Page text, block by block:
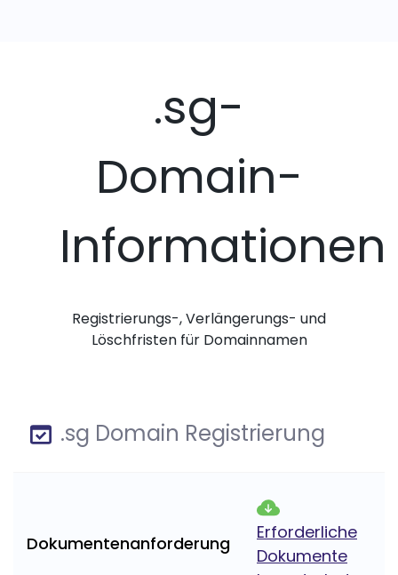
.sg-
Domain-
Informationen
Registrierungs-, Verlängerungs- und
Löschfristen für Domainnamen
.sg Domain Registrierung
Dokumentenanforderung
Erforderliche
Dokumente